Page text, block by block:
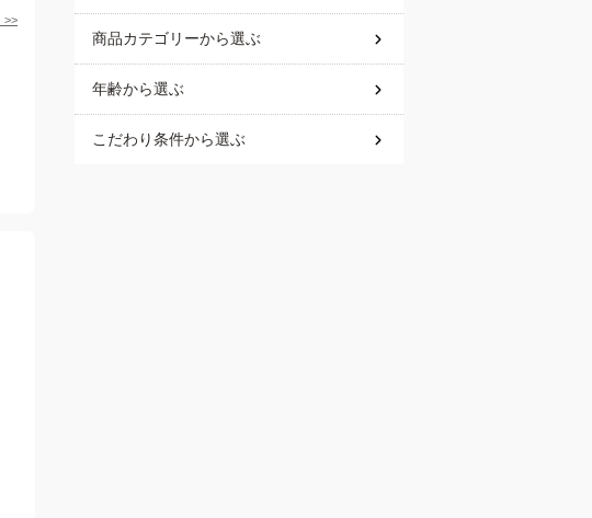
>>
商品カテゴリーから選ぶ
年齢から選ぶ
こだわり条件から選ぶ